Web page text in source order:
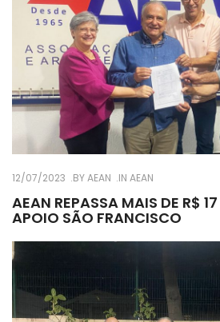
12/07/2023 BYAEAN IN AEAN
AEAN REPASSA MAIS DE R$
APOIO SÃO FRANCISCO